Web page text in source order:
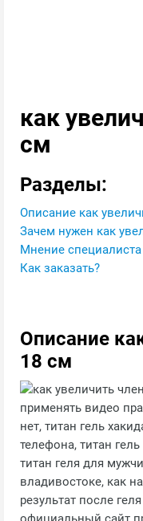
как
см
Разделы:
Описание как
Зачем нужен как
Мнение специалиста
Как заказать?
Описание
18 см
применять видео
нет, титан гель
телефона, титан
титан геля для
владивостоке, как
результат после